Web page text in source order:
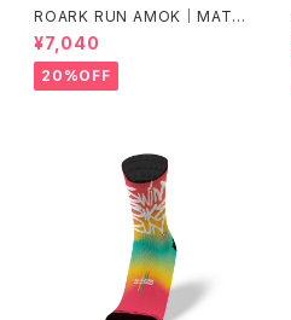
ROARK RUN AMOK｜MATHI
S CORE SS col.SUNBURST
¥7,040
20%OFF